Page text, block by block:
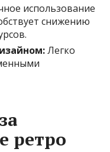
использование
снижению
Легко
ретро